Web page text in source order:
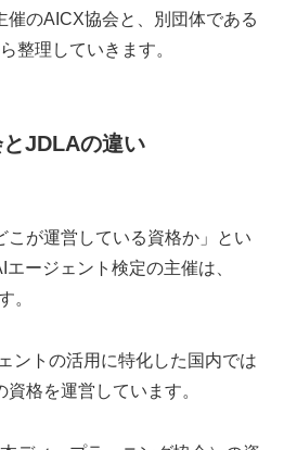
催のAICX協会と、別団体である
整理していきます。
JDLAの違い
こが運営している資格か」とい
ージェント検定の主催は、
。
ントの活用に特化した国内では
格を運営しています。